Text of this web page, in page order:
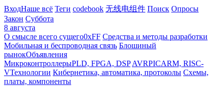
ВходНаше всё Теги codebook 无线电组件 Поиск Опросы
Закон Суббота
8 августа
О смысле всего сущего0xFF Средства и методы разработки
Мобильная и беспроводная связь Блошиный
рынокОбъявления
МикроконтроллерыPLD, FPGA, DSP AVRPICARM, RISC-
VТехнологии Кибернетика, автоматика, протоколы Схемы,
платы, компоненты